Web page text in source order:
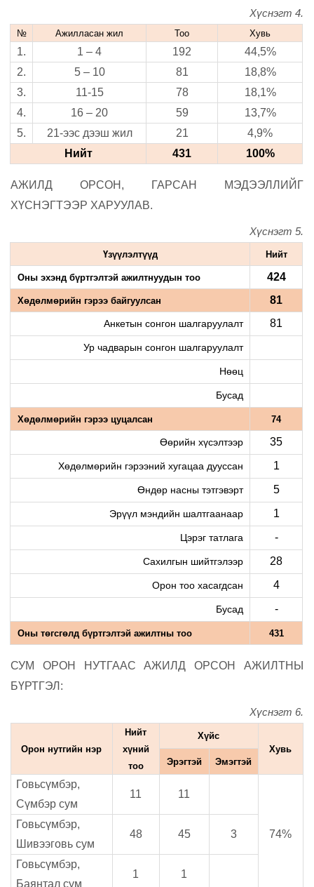
Хүснэгт 4.
№ Ажилласан жил Тоо Хувь
1. 1 – 4 192
44,5%
2.
5 – 10 81
18,8%
3.
11-15 78
18,1%
4.
16 – 20 59
13,7%
5.
21-ээс дээш жил 21
4,9%
Нийт
431 100%
АЖИЛД ОРСОН, ГАРСАН МЭДЭЭЛЛИЙГ
ХҮСНЭГТЭЭР ХАРУУЛАВ.
Хүснэгт 5.
Үзүүлэлтүүд Нийт
Оны эхэнд бүртгэлтэй ажилтнуудын тоо 424
Хөдөлмөрийн гэрээ байгуулсан 81
Анкетын сонгон шалгаруулалт 81
Ур чадварын сонгон шалгаруулалт
Нөөц
Бусад
Хөдөлмөрийн гэрээ цуцалсан 74
Өөрийн хүсэлтээр 35
Хөдөлмөрийн гэрээний хугацаа дууссан 1
Өндөр насны тэтгэвэрт 5
Эрүүл мэндийн шалтгаанаар 1
Цэрэг татлага -
Сахилгын шийтгэлээр 28
Орон тоо хасагдсан 4
Бусад -
Оны төгсгөлд бүртгэлтэй ажилтны тоо 431
СУМ ОРОН НУТГААС АЖИЛД ОРСОН АЖИЛТНЫ
БҮРТГЭЛ:
Хүснэгт 6.
Орон нутгийн нэр
Нийт
хүний
тоо
Хүйс
Хувь
Эрэгтэй
Эмэгтэй
Говьсүмбэр,
Сүмбэр сум
11 11
74%
Говьсүмбэр,
Шивээговь сум
48 45 3
Говьсүмбэр,
Баянтал сум
1 1